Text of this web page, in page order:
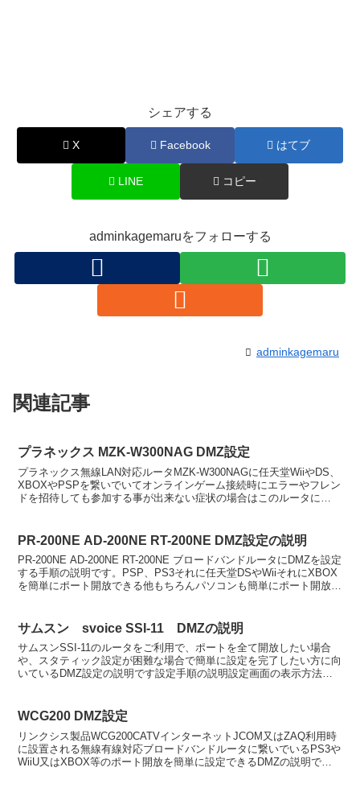
シェアする
X Facebook はてブ
LINE コピー
adminkagemaruをフォローする
adminkagemaru
関連記事
プラネックス MZK-W300NAG DMZ設定
プラネックス無線LAN対応ルータMZK-W300NAGに任天堂WiiやDS、
XBOXやPSPを繋いでいてオンラインゲーム接続時にエラーやフレン
ドを招待しても参加する事が出来ない症状の場合はこのルータに
PR-200NE AD-200NE RT-200NE DMZ設定の説明
PR-200NE AD-200NE RT-200NE ブロードバンドルータにDMZを設定
する手順の説明です。PSP、PS3それに任天堂DSやWiiそれにXBOX
を簡単にポート開放できる他もちろんパソコンも簡単にポート開放す
サムスン svoice SSI-11 DMZの説明
サムスンSSI-11のルータをご利用で、ポートを全て開放したい場合
や、スタティック設定が困難な場合で簡単に設定を完了したい方に向
いているDMZ設定の説明です設定手順の説明設定画面の表示方法は
WCG200 DMZ設定
リンクシス製品WCG200CATVインターネットJCOM又はZAQ利用時
に設置される無線有線対応ブロードバンドルータに繋いでいるPS3や
WiiU又はXBOX等のポート開放を簡単に設定できるDMZの説明で